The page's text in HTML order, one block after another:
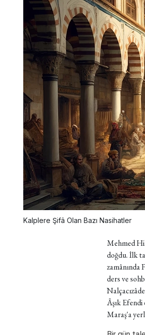
Kalplere Şifâ Olan Bazı Nasihatler
Mehmed
doğdu. İlk
ders ve
Âşık
Maraş'a